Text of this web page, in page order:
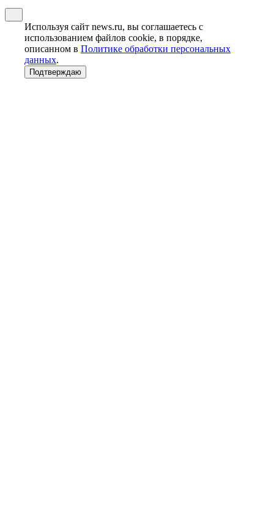
Используя сайт news.ru, вы соглашаетесь с
использованием файлов cookie, в порядке,
описанном в Политике обработки персональных
данных.
Подтверждаю